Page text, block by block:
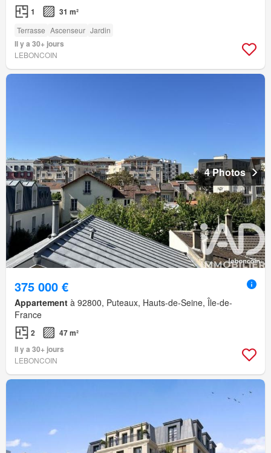
1 31 m²
Terrasse Ascenseur Jardin
Il y a 30+ jours
LEBONCOIN
4 Photos
375 000 €
Appartement à 92800, Puteaux, Hauts-de-Seine, Île-de-
France
2
47 m²
Il y a 30+ jours
LEBONCOIN